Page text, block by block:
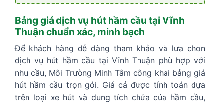
Bảng giá dịch vụ hút hầm cầu tại Vĩnh
Thuận chuẩn xác, minh bạch
Để khách hàng dễ dàng tham khảo và lựa chọn
dịch vụ hút hầm cầu tại Vĩnh Thuận phù hợp với
nhu cầu, Môi Trường Minh Tâm công khai bảng giá
hút hầm cầu trọn gói. Giá cả được tính toán dựa
trên loại xe hút và dung tích chứa của hầm cầu,